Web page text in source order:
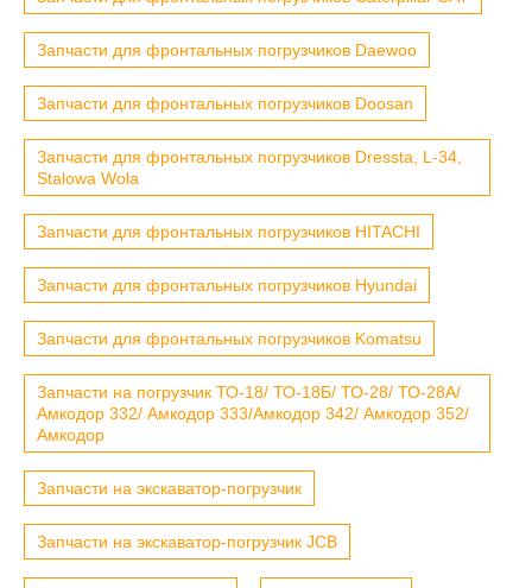
Запчасти для фронтальных погрузчиков Daewoo
Запчасти для фронтальных погрузчиков Doosan
Запчасти для фронтальных погрузчиков Dressta, L-34,
Stalowa Wola
Запчасти для фронтальных погрузчиков HITACHI
Запчасти для фронтальных погрузчиков Hyundai
Запчасти для фронтальных погрузчиков Komatsu
Запчасти на погрузчик ТО-18/ ТО-18Б/ ТО-28/ ТО-28А/
Амкодор 332/ Амкодор 333/Амкодор 342/ Амкодор 352/
Амкодор
Запчасти на экскаватор-погрузчик
Запчасти на экскаватор-погрузчик JCB